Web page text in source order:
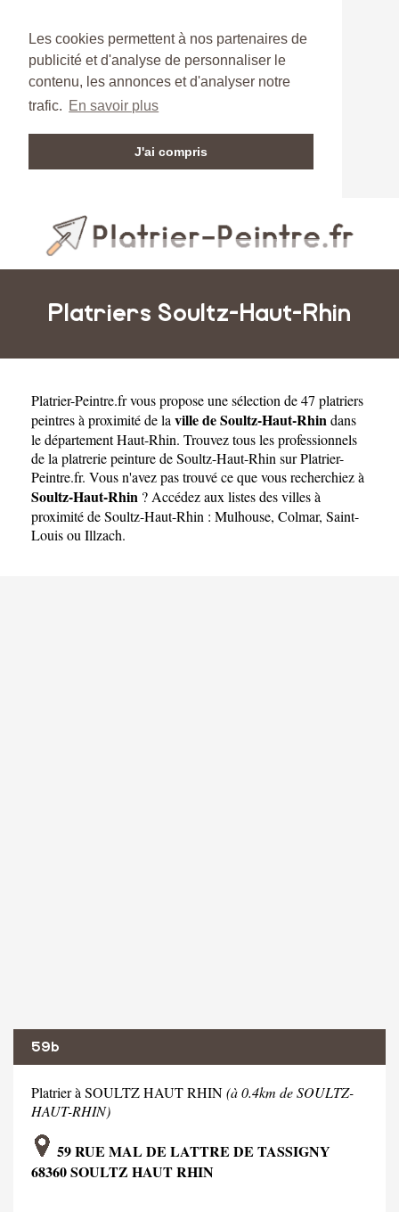
Les cookies permettent à nos partenaires de
publicité et d'analyse de personnaliser le
contenu, les annonces et d'analyser notre
trafic. En savoir plus
J'ai compris
Platriers Soultz-Haut-Rhin
Platrier-Peintre.frvous propose une sélection de 47 platriers
peintres à proximité de la ville de Soultz-Haut-Rhindans
le départementHaut-Rhin. Trouvez tous les professionnels
de la platrerie peinture de Soultz-Haut-Rhin sur Platrier-
Peintre.fr. Vous n'avez pas trouvé ce que vous recherchiez à
Soultz-Haut-Rhin ? Accédez aux listes des villes à
proximité de Soultz-Haut-Rhin : Mulhouse, Colmar, Saint-
Louisou Illzach.
59b
Platrier à SOULTZ HAUT RHIN(à 0.4km de SOULTZ-
HAUT-RHIN)
59 RUE MAL DE LATTRE DE TASSIGNY
68360 SOULTZ HAUT RHIN